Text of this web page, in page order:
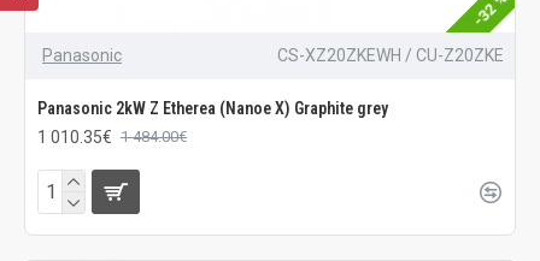
-32 %
Panasonic CS-XZ20ZKEWH / CU-Z20ZKE
Panasonic 2kW Z Etherea (Nanoe X) Graphite grey
1 010.35€ 1 484.00€